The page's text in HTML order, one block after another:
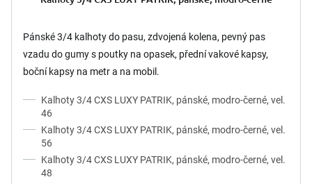
Pánské 3/4 kalhoty do pasu, zdvojená kolena, pevný pas
vzadu do gumy s poutky na opasek, přední vakové kapsy,
boční kapsy na metr a na mobil.
Kalhoty 3/4 CXS LUXY PATRIK, pánské, modro-černé, vel.
46
Kalhoty 3/4 CXS LUXY PATRIK, pánské, modro-černé, vel.
56
Kalhoty 3/4 CXS LUXY PATRIK, pánské, modro-černé, vel.
48